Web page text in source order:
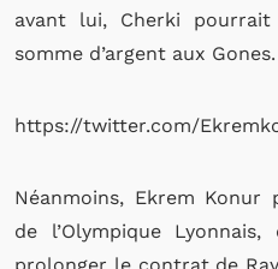
avant lui, Cherki
somme d’argent aux Gones.
https://twitter.com/
Néanmoins, Ekrem
de l’Olympique